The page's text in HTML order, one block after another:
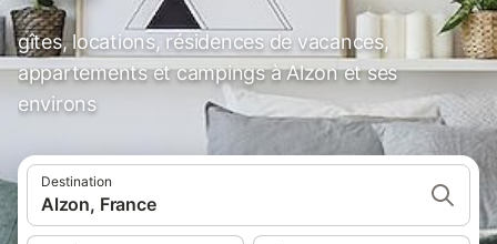
gîtes, locations, résidences de vacances,
appartements et campings à Alzon et ses
environs
Destination
Alzon, France